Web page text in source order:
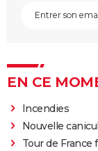
EN CE
Incendies
Nouvelle
Tour de